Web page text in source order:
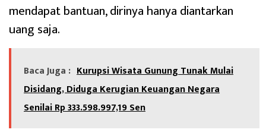
mendapat bantuan, dirinya hanya diantarkan
uang saja.
Baca Juga : Kurupsi Wisata Gunung Tunak Mulai
Disidang, Diduga Kerugian Keuangan Negara
Senilai Rp 333.598.997,19 Sen